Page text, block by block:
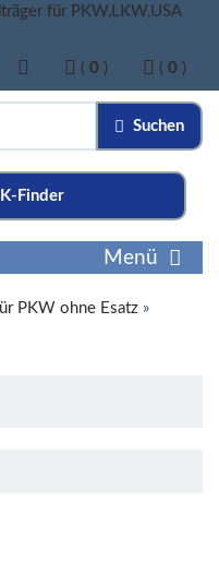
( 0 ) ( 0 )
Suchen
Finder
Menü
PKW ohne Esatz »